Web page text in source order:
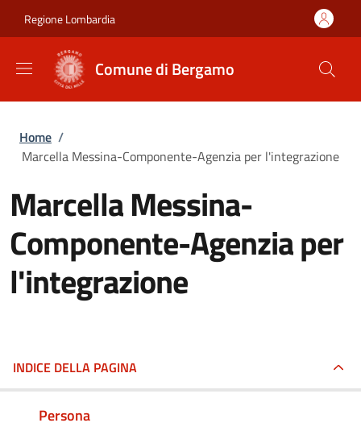
Regione Lombardia
Comune di Bergamo
Briciole di pane
Home /
Marcella Messina-Componente-Agenzia per l'integrazione
Marcella Messina-
Componente-Agenzia per
l'integrazione
INDICE DELLA PAGINA
Persona